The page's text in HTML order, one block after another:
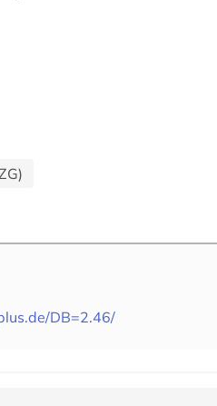
DB=2.46/